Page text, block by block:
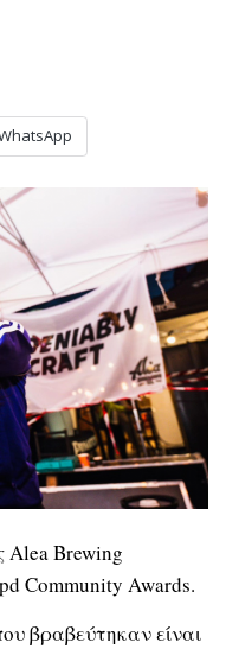
Alea Brewing
Community Awards.
βραβεύτηκαν είναι